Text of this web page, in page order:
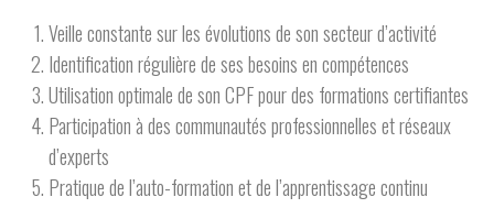
Veille constante sur les évolutions de son secteur d’activité
Identification régulière de ses besoins en compétences
Utilisation optimale de son CPF pour des formations certifiantes
Participation à des communautés professionnelles et réseaux
d’experts
Pratique de l’auto-formation et de l’apprentissage continu